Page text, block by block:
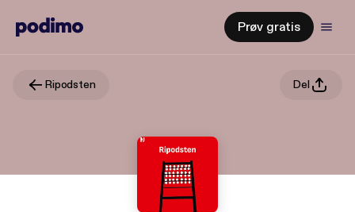
Prøv gratis
Ripodsten Del